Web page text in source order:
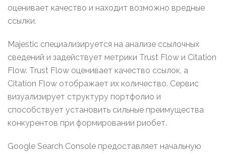
оценивает качество и находит возможно вредные
ссылки.
Majestic специализируется на анализе ссылочных
сведений и задействует метрики Trust Flow и Citation
Flow. Trust Flow оценивает качество ссылок, а
Citation Flow отображает их количество. Сервис
визуализирует структуру портфолио и
способствует установить сильные преимущества
конкурентов при формировании риобет.
Google Search Console предоставляет начальную